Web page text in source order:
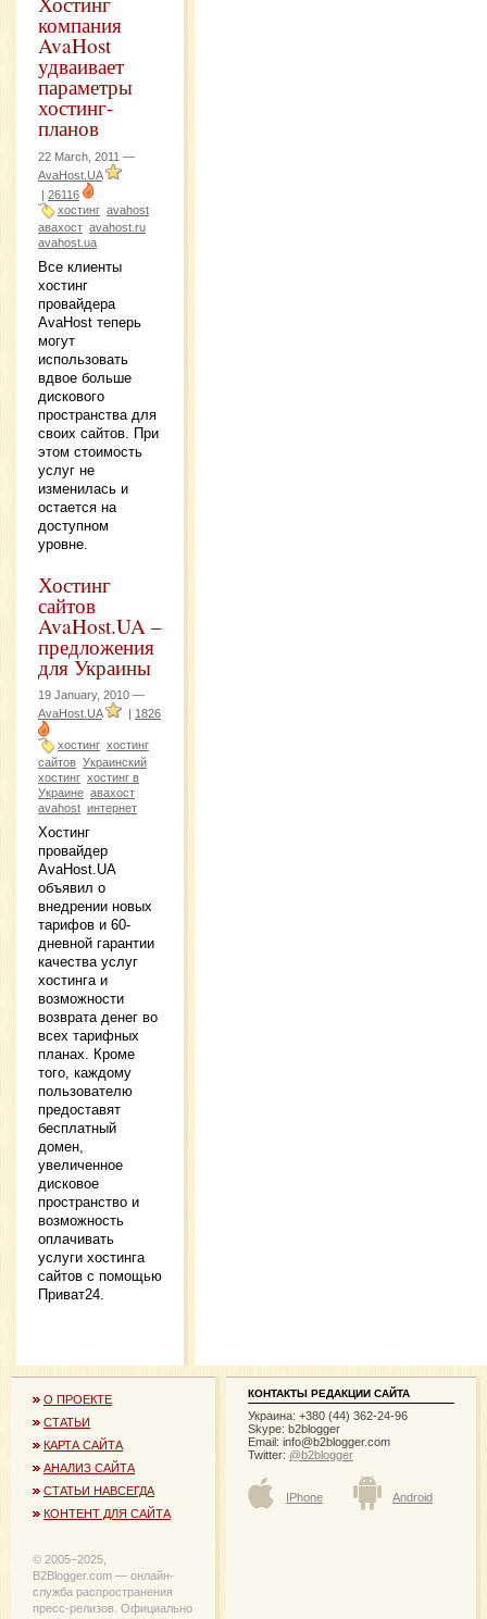
компания
AvaHost
удваивает
параметры
хостинг-
планов
22 March, 2011 —
AvaHost.UA
| 26116
хостинг avahost
авахост avahost.ru
avahost.ua
Все клиенты
хостинг
провайдера
AvaHost теперь
могут
использовать
вдвое больше
дискового
пространства для
своих сайтов. При
этом стоимость
услуг не
изменилась и
остается на
доступном
уровне.
Хостинг
сайтов
AvaHost.UA –
предложения
для Украины
19 January, 2010 —
AvaHost.UA
1826
хостинг хостинг
сайтов Украинский
хостинг хостинг в
Украине авахост
avahost интернет
Хостинг
провайдер
AvaHost.UA
объявил о
внедрении новых
тарифов и 60-
дневной гарантии
качества услуг
хостинга и
возможности
возврата денег во
всех тарифных
планах. Кроме
того, каждому
пользователю
предоставят
бесплатный
домен,
увеличенное
дисковое
пространство и
возможность
оплачивать
услуги хостинга
сайтов с помощью
Приват24.
О ПРОЕКТЕ
СТАТЬИ
КАРТА САЙТА
АНАЛИЗ САЙТА
СТАТЬИ НАВСЕГДА
КОНТЕНТ ДЛЯ САЙТА
© 2005−2025,
B2Blogger.com — онлайн-
служба распространения
пресс-релизов. Официально
КОНТАКТЫ РЕДАКЦИИ САЙТА
Украина: +380 (44) 362-24-96
Skype: b2blogger
Email: info@b2blogger.com
Twitter: @b2blogger
IPhone Android